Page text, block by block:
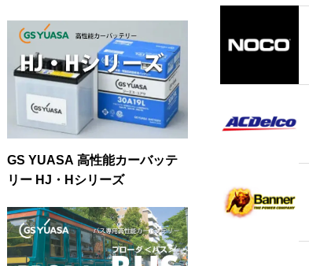
GS YUASA 高性能カーバッテ
リー HJ・Hシリーズ